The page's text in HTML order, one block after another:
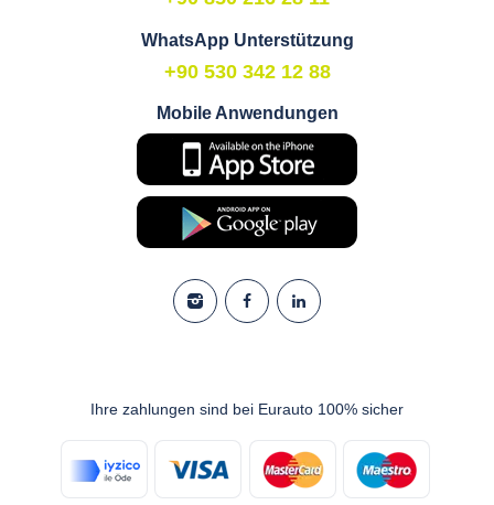
WhatsApp Unterstützung
+90 530 342 12 88
Mobile Anwendungen
Ihre zahlungen sind bei Eurauto 100% sicher